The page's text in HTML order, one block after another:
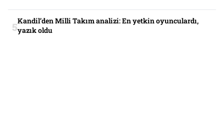
Kandil’den Milli Takım analizi: En yetkin oyunculardı,
yazık oldu